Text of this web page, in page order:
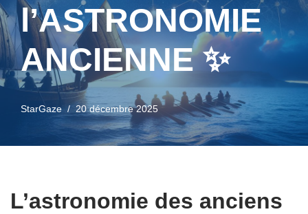
l’ASTRONOMIE
ANCIENNE ✨
StarGaze 20 décembre 2025
L’astronomie des anciens